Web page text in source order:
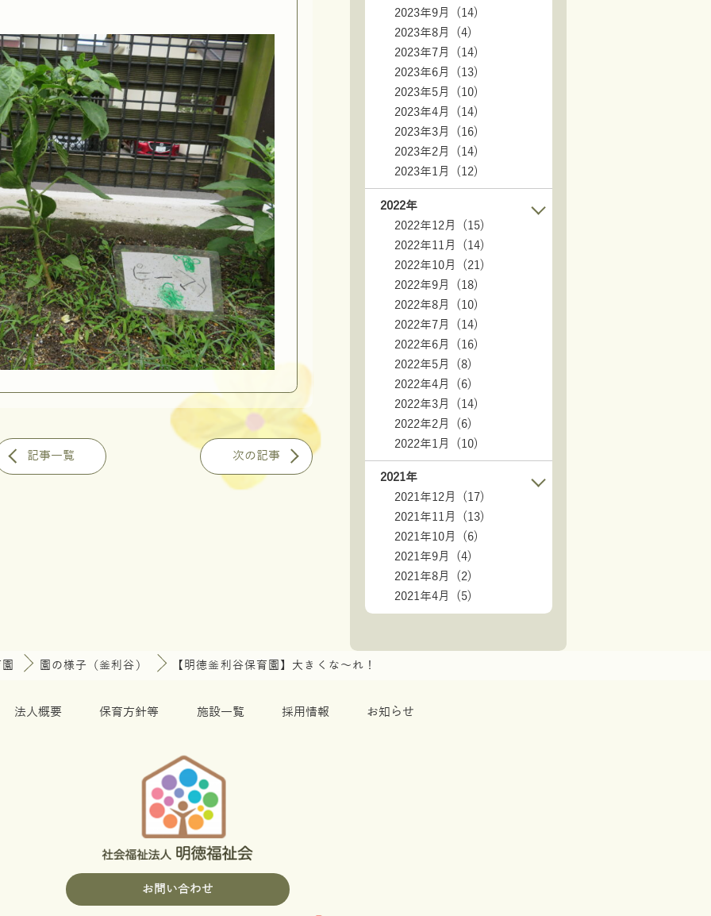
記事一覧 次の記事
2023年9月 (14)
2023年8月 (4)
2023年7月 (14)
2023年6月 (13)
2023年5月 (10)
2023年4月 (14)
2023年3月 (16)
2023年2月 (14)
2023年1月 (12)
2022年
2022年12月 (15)
2022年11月 (14)
2022年10月 (21)
2022年9月 (18)
2022年8月 (10)
2022年7月 (14)
2022年6月 (16)
2022年5月 (8)
2022年4月 (6)
2022年3月 (14)
2022年2月 (6)
2022年1月 (10)
2021年
2021年12月 (17)
2021年11月 (13)
2021年10月 (6)
2021年9月 (4)
2021年8月 (2)
2021年4月 (5)
園の様子（釜利谷） 【明徳釜利谷保育園】大きくな～れ！
法人概要 保育方針等 施設一覧 採用情報 お知らせ
お問い合わせ